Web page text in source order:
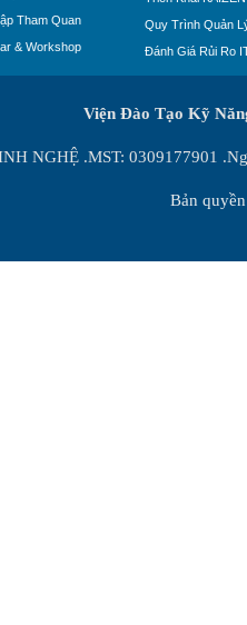
Tham Quan
& Workshop
Quy Trình Quản
Đánh Giá Rủi Ro
Viện Đào Tạo Kỹ
NGHỆ .MST: 0309177901
Bản